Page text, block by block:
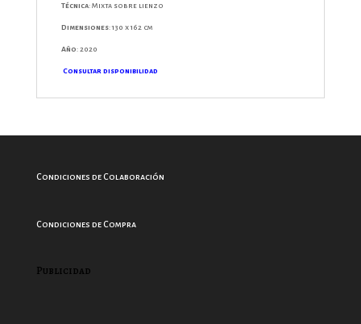
Técnica: Mixta sobre lienzo
Dimensiones: 130 x 162 cm
Año: 2020
Consultar disponibilidad
Condiciones de Colaboración
Condiciones de Compra
Publicidad